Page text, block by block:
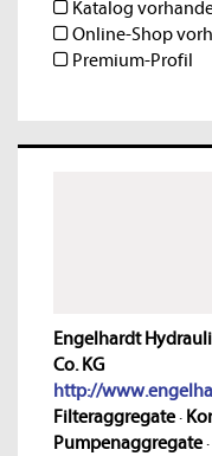
Katalog
Online-Shop
Premium-Profil
Engelhardt
Co. KG
http://
Filteraggregate·
Pumpenaggregate·